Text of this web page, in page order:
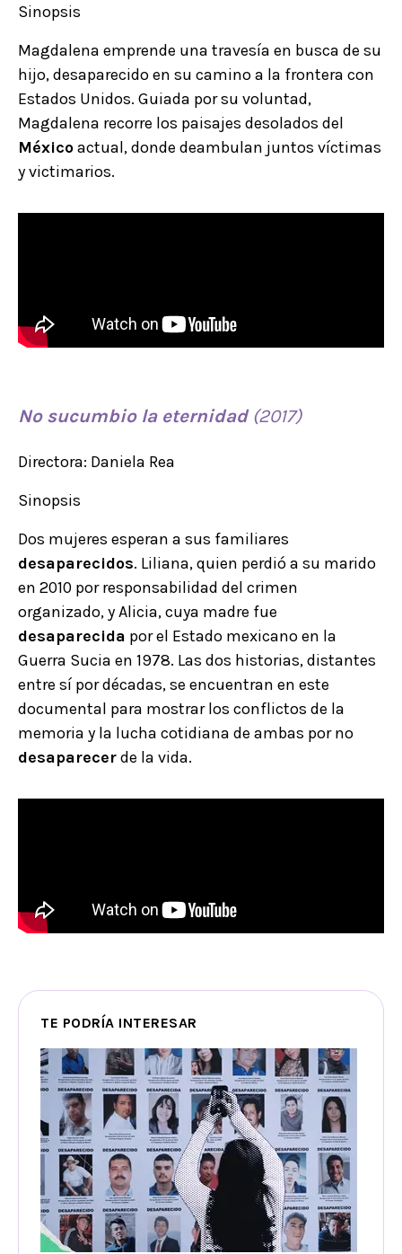
Sinopsis
Magdalena emprende una travesía en busca de su
hijo, desaparecido en su camino a la frontera con
Estados Unidos. Guiada por su voluntad,
Magdalena recorre los paisajes desolados del
Méxicoactual, donde deambulan juntos víctimas
y victimarios.
No sucumbio la eternidad(2017)
Directora: Daniela Rea
Sinopsis
Dos mujeres esperan a sus familiares
desaparecidos. Liliana, quien perdió a su marido
en 2010 por responsabilidad del crimen
organizado, y Alicia, cuya madre fue
desaparecida por el Estado mexicano en la
Guerra Sucia en 1978. Las dos historias, distantes
entre sí por décadas, se encuentran en este
documental para mostrar los conflictos de la
memoria y la lucha cotidiana de ambas por no
desaparecerde la vida.
TE PODRÍA INTERESAR